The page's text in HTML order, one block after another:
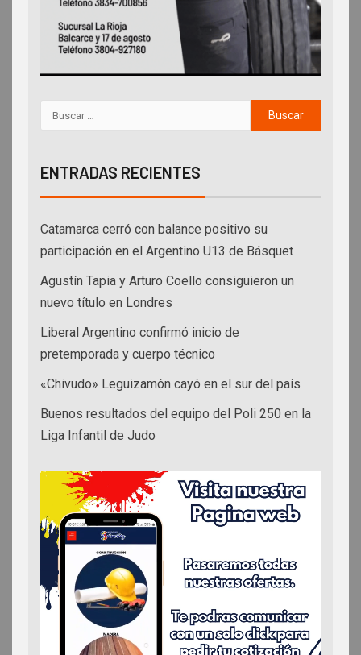
ENTRADAS RECIENTES
Catamarca cerró con balance positivo su
participación en el Argentino U13 de Básquet
Agustín Tapia y Arturo Coello consiguieron un
nuevo título en Londres
Liberal Argentino confirmó inicio de
pretemporada y cuerpo técnico
«Chivudo» Leguizamón cayó en el sur del país
Buenos resultados del equipo del Poli 250 en la
Liga Infantil de Judo